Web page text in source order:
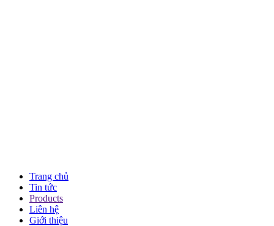
Trang chủ
Tin tức
Products
Liên hệ
Giới thiệu